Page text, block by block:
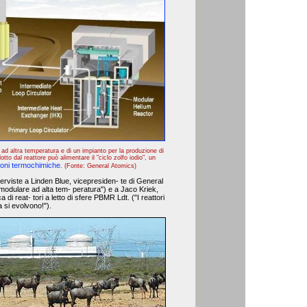
altra temperatura e di un impianto per la produzione di
dal reattore può alimentare il "ciclo zolfo iodio", un
termochimiche. (Fonte: General Atomics)
a Linden Blue, vicepresiden- te di General
ad alta tem- peratura") e a Jaco Kriek,
di reat- tori a letto di sfere PBMR Ldt. ("I reattori
si evolvono!").